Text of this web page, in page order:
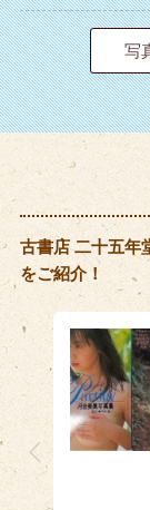
写
古書店 二十五年
をご紹介！